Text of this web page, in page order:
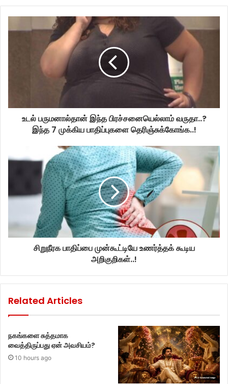
உடல் பருமனால்தான் இந்த பிரச்சனையெல்லாம் வருதா..?
இந்த 7 முக்கிய பாதிப்புகளை தெரிஞ்சுக்கோங்க..!
சிறுநீரக பாதிப்பை முன்கூட்டியே உணர்த்தக் கூடிய
அறிகுறிகள்..!
Related Articles
நகங்களை சுத்தமாக
வைத்திருப்பது ஏன் அவசியம்?
10 hours ago